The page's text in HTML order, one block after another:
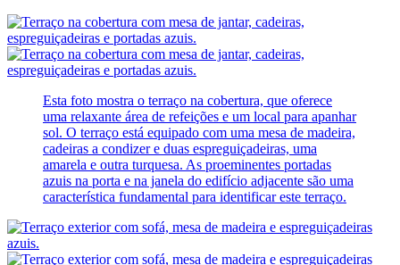
Esta foto mostra o terraço na cobertura, que oferece
uma relaxante área de refeições e um local para apanhar
sol. O terraço está equipado com uma mesa de madeira,
cadeiras a condizer e duas espreguiçadeiras, uma
amarela e outra turquesa. As proeminentes portadas
azuis na porta e na janela do edifício adjacente são uma
característica fundamental para identificar este terraço.